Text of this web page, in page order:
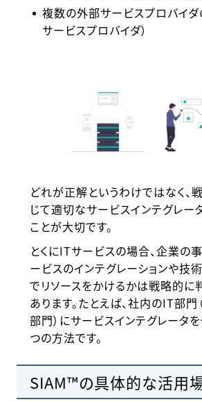
複数の外部サービスプロバイダ
サービスプロバイダ）
どれが正解というわけではなく、
じて適切なサービスインテグレー
ことが大切です。
とくにITサービスの場合、企業の
ービスのインテグレーションや技
でリソースをかけるかは戦略的に
あります。たとえば、社内のIT部門
部門）にサービスインテグレータ
つの方法です。
SIAM™の具体的な活用